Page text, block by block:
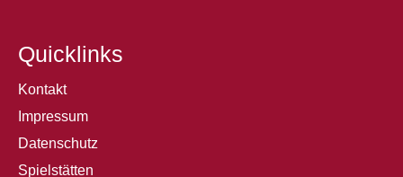
Quicklinks
Kontakt
Impressum
Datenschutz
Spielstätten